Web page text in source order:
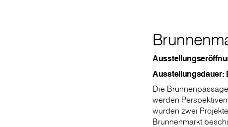
Ausstellungsdauer:
Die
werden
wurden zwei
Brunnenmarkt